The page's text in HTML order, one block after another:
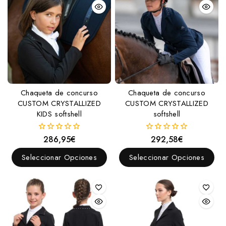
Chaqueta de concurso
CUSTOM CRYSTALLIZED
KIDS softshell
fuera
de
286,95€
Seleccionar Opciones
Chaqueta de concurso
CUSTOM CRYSTALLIZED
softshell
fuera
de
292,58€
Seleccionar Opciones
Mantas y Accesorios
Mantas
Mantillas
Martingalas, Gamarras, Pechopetrales y Accesorios
Fundas para pechopetral
Gamarras
Martingalas y Accesorios
Pechopetrales
Ramales y Accesorios
Amarres
Ramales
Salvacruces
Sudaderos
Trabas